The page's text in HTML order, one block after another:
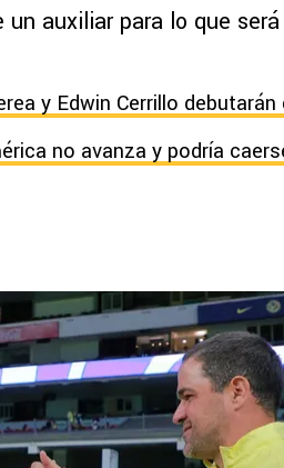
auxiliar para lo que
y Edwin Cerrillo
no avanza y podría